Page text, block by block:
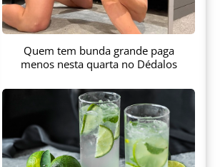
Quem tem bunda grande paga
menos nesta quarta no Dédalos